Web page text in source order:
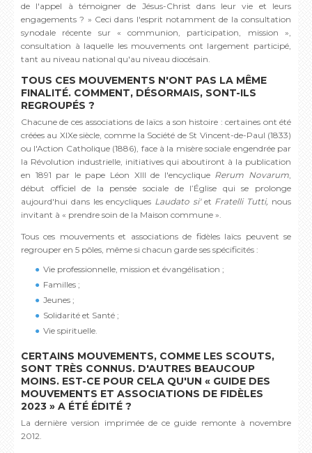
de l'appel à témoigner de Jésus-Christ dans leur vie et leurs
engagements ? » Ceci dans l'esprit notamment de la consultation
synodale récente sur « communion, participation, mission »,
consultation à laquelle les mouvements ont largement participé,
tant au niveau national qu'au niveau diocésain.
TOUS CES MOUVEMENTS N'ONT PAS LA MÊME
FINALITÉ. COMMENT, DÉSORMAIS, SONT-ILS
REGROUPÉS ?
Chacune de ces associations de laïcs a son histoire : certaines ont été
créées au XIXe siècle, comme la Société de St Vincent-de-Paul (1833)
ou l'Action Catholique (1886), face à la misère sociale engendrée par
la Révolution industrielle, initiatives qui aboutiront à la publication
en 1891 par le pape Léon XIII de l'encyclique Rerum Novarum,
début officiel de la pensée sociale de l’Église qui se prolonge
aujourd'hui dans les encycliques Laudato si'et Fratelli Tutti, nous
invitant à « prendre soin de la Maison commune ».
Tous ces mouvements et associations de fidèles laïcs peuvent se
regrouper en 5 pôles, même si chacun garde ses spécificités :
Vie professionnelle, mission et évangélisation ;
Familles ;
Jeunes ;
Solidarité et Santé ;
Vie spirituelle.
CERTAINS MOUVEMENTS, COMME LES SCOUTS,
SONT TRÈS CONNUS. D'AUTRES BEAUCOUP
MOINS. EST-CE POUR CELA QU'UN « GUIDE DES
MOUVEMENTS ET ASSOCIATIONS DE FIDÈLES
2023 » A ÉTÉ ÉDITÉ ?
La dernière version imprimée de ce guide remonte à novembre
2012.